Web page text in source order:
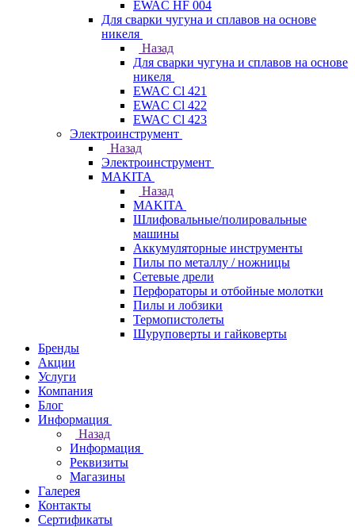
EWAC HF 004
Для сварки чугуна и сплавов на основе
никеля
Назад
Для сварки чугуна и сплавов на основе
никеля
EWAC Cl 421
EWAC Cl 422
EWAC Cl 423
Электроинструмент
Назад
Электроинструмент
МAKITA
Назад
МAKITA
Шлифовальные/полировальные
машины
Аккумуляторные инструменты
Пилы по металлу / ножницы
Сетевые дрели
Перфораторы и отбойные молотки
Пилы и лобзики
Термопистолеты
Шуруповерты и гайковерты
Бренды
Акции
Услуги
Компания
Блог
Информация
Назад
Информация
Реквизиты
Магазины
Галерея
Контакты
Сертификаты